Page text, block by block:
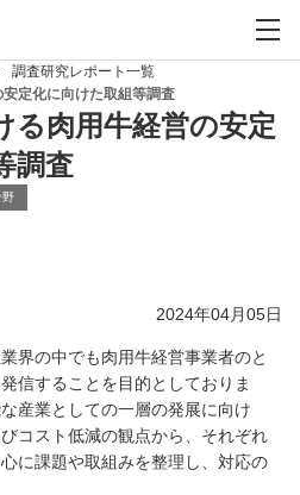
調査研究レポート一覧
定化に向けた取組等調査
る肉用牛経営の安定
調査
野
2024年04月05日
界の中でも肉用牛経営事業者のと
信することを目的としておりま
産業としての一層の発展に向け
コスト低減の観点から、それぞれ
に課題や取組みを整理し、対応の